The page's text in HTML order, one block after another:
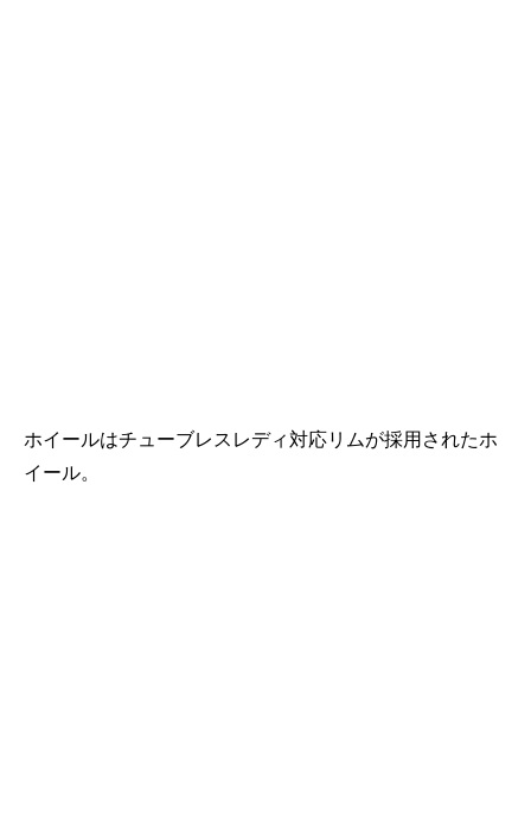
ホイールはチューブレスレディ対応リムが採用されたホ
イール。